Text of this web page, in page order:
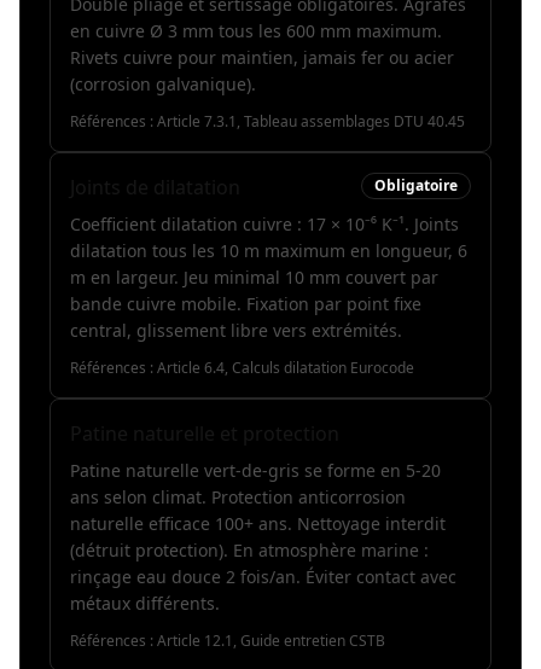
en cuivre Ø 3 mm tous les 600 mm maximum.
Rivets cuivre pour maintien, jamais fer ou acier
(corrosion galvanique).
Références : Article 7.3.1, Tableau assemblages DTU 40.45
Obligatoire
Coefficient dilatation cuivre : 17 × 10⁻⁶ K⁻¹. Joints
dilatation tous les 10 m maximum en longueur, 6
m en largeur. Jeu minimal 10 mm couvert par
bande cuivre mobile. Fixation par point fixe
central, glissement libre vers extrémités.
Références : Article 6.4, Calculs dilatation Eurocode
Patine naturelle vert-de-gris se forme en 5-20
ans selon climat. Protection anticorrosion
naturelle efficace 100+ ans. Nettoyage interdit
(détruit protection). En atmosphère marine :
rinçage eau douce 2 fois/an. Éviter contact avec
métaux différents.
Références : Article 12.1, Guide entretien CSTB